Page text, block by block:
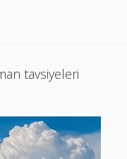
tavsiyeleri